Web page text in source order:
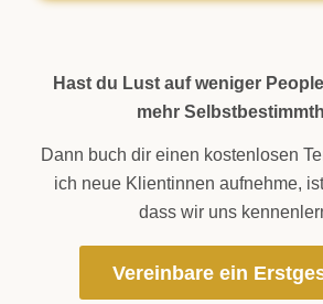
Hast du Lust auf weniger
mehr
Dann buch dir einen kostenlosen
ich neue Klientinnen aufnehme,
dass wir uns
Vereinbare ein